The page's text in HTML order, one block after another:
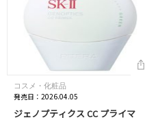
コスメ・化粧品
発売日：2026.04.05
ジェノプティクス CC プライマ